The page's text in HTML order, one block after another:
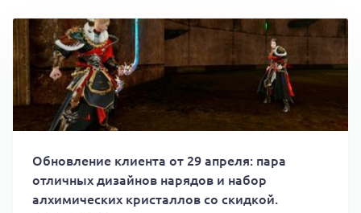
Обновление клиента от 29 апреля: пара
отличных дизайнов нарядов и набор
алхимических кристаллов со скидкой.